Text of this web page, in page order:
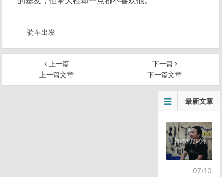
骑车出发
上一篇
上一篇文章
下一篇
下一篇文章
最新文章
07/10